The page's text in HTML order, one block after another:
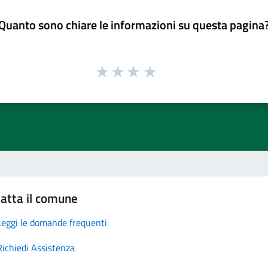
sono chiare le informazioni su questa
il comune
le domande frequenti
Assistenza